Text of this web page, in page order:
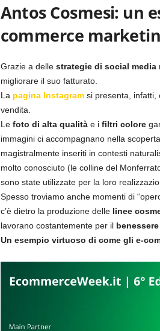
Antos Cosmesi: un
commerce
Grazie a delle strategie di social media
migliorare il suo fatturato.
La pagina Instagramsi presenta, infatti,
vendita.
Le foto di alta qualitàe i filtri colore
immagini ci accompagnano nella
magistralmente inseriti in contesti
molto conosciuto (le colline del
sono state utilizzate per la loro
Spesso troviamo anche momenti di
c’è dietro la produzione delle linee
lavorano costantemente per il
Un esempio virtuoso di come gli e-